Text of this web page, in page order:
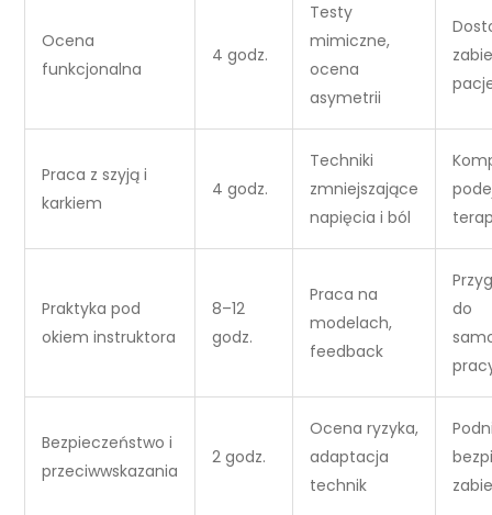
Ocena
funkcjonalna
4 godz.
Testy
mimiczne,
ocena
asymetrii
Praca z szyją i
karkiem
4 godz.
Techniki
zmniejszające
napięcia i ból
Praktyka pod
okiem instruktora
8–12
godz.
Praca na
modelach,
feedback
do
Bezpieczeństwo i
przeciwwskazania
2 godz.
Ocena ryzyka,
adaptacja
technik